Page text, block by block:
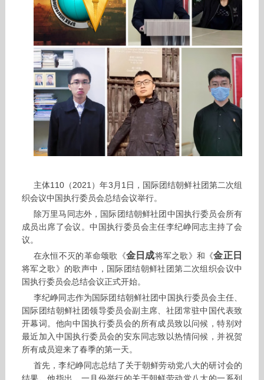
主体110（2021）年3月1日，国际团结朝鲜社团第二次组
织会议中国执行委员会总结会议举行。
除万里马同志外，国际团结朝鲜社团中国执行委员会所有
成员出席了会议。中国执行委员会主任李纪峥同志主持了会
议。
在永恒不灭的革命颂歌《金日成将军之歌》和《金正日
将军之歌》的歌声中，国际团结朝鲜社团第二次组织会议中
国执行委员会总结会议正式开始。
李纪峥同志作为国际团结朝鲜社团中国执行委员会主任、
国际团结朝鲜社团领导委员会副主席、社团常驻中国代表致
开幕词。他向中国执行委员会的所有成员致以问候，特别对
最近加入中国执行委员会的安东同志致以热情问候，并祝贺
所有成员迎来了春季的第一天。
首先，李纪峥同志总结了关于朝鲜劳动党八大的研讨会的